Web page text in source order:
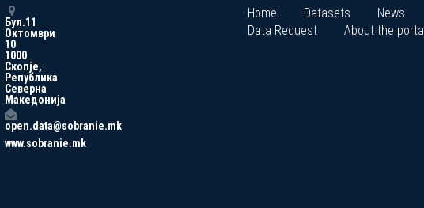
Бул.11
Октомври
10
1000
Скопје,
Република
Северна
Македонија
open.data@sobranie.mk
www.sobranie.mk
Home Datasets News
Data Request
About the portal